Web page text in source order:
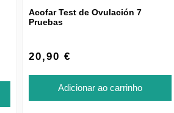
Acofar Test de Ovulación 7
Pruebas
20,90 €
Adicionar ao carrinho